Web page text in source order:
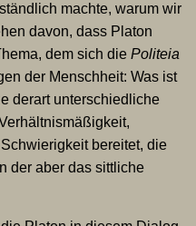
machte, warum wir
davon, dass Platon
dem sich die Politeia
der Menschheit: Was ist
derart unterschiedliche
bereitet, die
der aber das sittliche